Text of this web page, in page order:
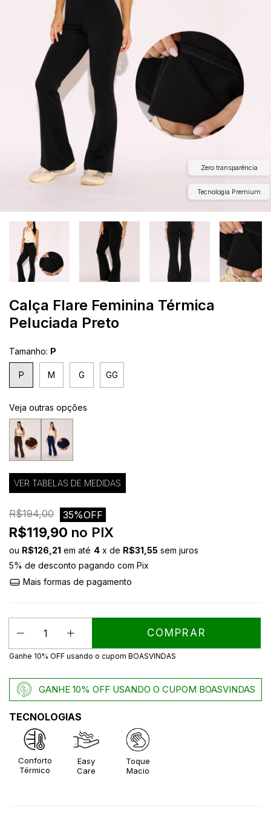
Tecnologia Premium
Zero transparência
Calça Flare Feminina Térmica
Peluciada Preto
Tamanho: P
P M G GG
Veja outras opções
VER TABELAS DE MEDIDAS
R$194,00 35%OFF
R$119,90 no PIX
ou R$126,21 em até 4 x de R$31,55 sem juros
5% de desconto pagando com Pix
Mais formas de pagamento
Ganhe 10% OFF usando o cupom BOASVINDAS
GANHE 10% OFF USANDO O CUPOM BOASVINDAS
TECNOLOGIAS
Conforto
Térmico
Easy
Care
Toque
Macio